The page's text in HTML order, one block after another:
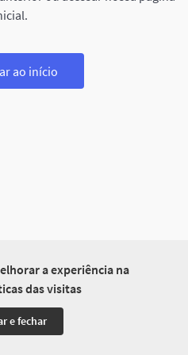
a experiência na
das visitas
e fechar
ao início